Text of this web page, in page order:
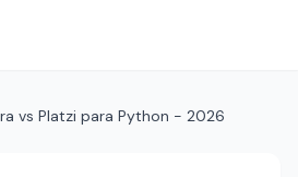
vs Platzi para Python - 2026